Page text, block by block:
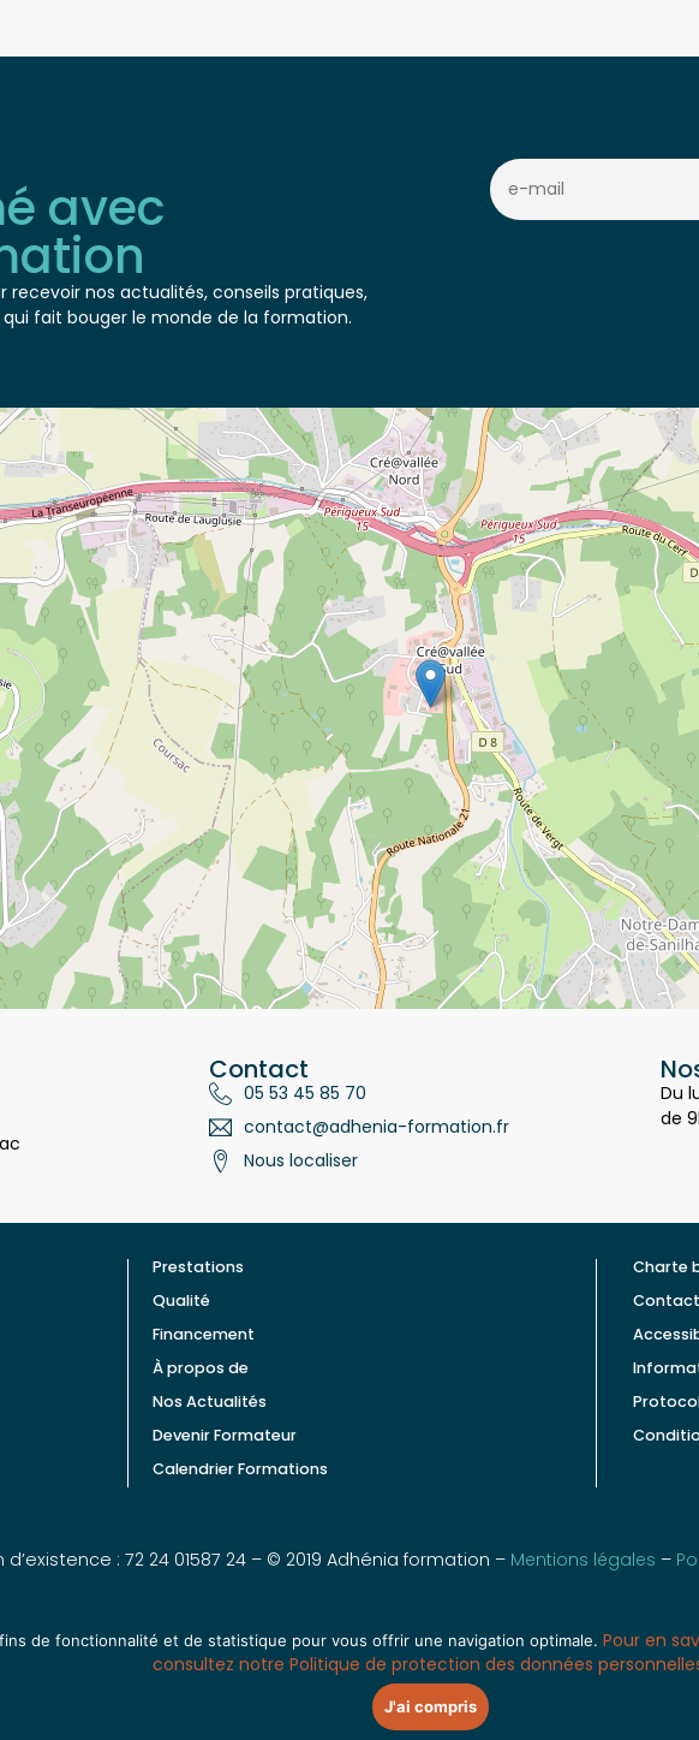
avec
nos actualités, conseils pratiques,
fait bouger le monde de la formation.
05 53 45 85 70
contact@adhenia-formation.fr
Nous localiser
Du
de
Financement
Nos Actualités
au long de sa vie... avec
de fonctionnalité et de statistique pour vous offrir une navigation optimale. Pour en
consultez notre Politique de protection des données
J'ai compris